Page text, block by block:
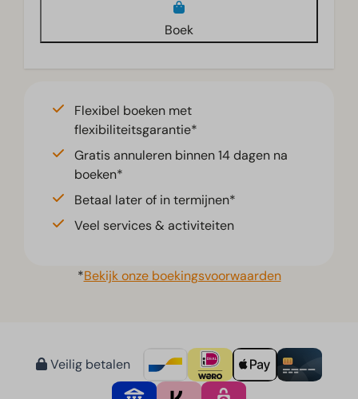
Boek
Flexibel boeken met
flexibiliteitsgarantie*
Gratis annuleren binnen 14 dagen na
boeken*
Betaal later of in termijnen*
Veel services & activiteiten
*Bekijk onze boekingsvoorwaarden
Veilig betalen